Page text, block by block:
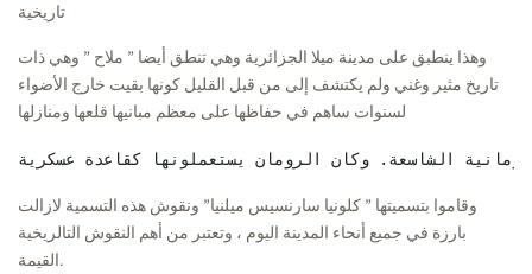
تاريخية
وهذا ينطبق على مدينة ميلا الجزائرية وهي تنطق أيضا ” ملاح ” وهي ذات
تاريخ مثير وغني ولم يكتشف إلى من قبل القليل كونها بقيت خارج الأضواء
لسنوات ساهم في حفاظها على معظم مبانيها قلعها ومنازلها
الشاسعة. وكان الرومان يستعملونها كقاعدة عسكرية
وقاموا بتسميتها ” كلونيا سارنسيس ميلنيا” ونقوش هذه التسمية لازالت
بارزة في جميع أنحاء المدينة اليوم ، وتعتبر من أهم النقوش التالريخية
القيمة.